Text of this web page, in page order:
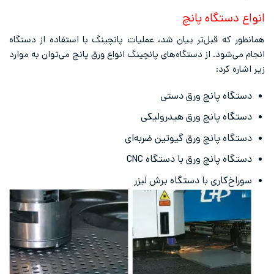
انواع دستگاه پانچ
همانطور که قبل‌تر بیان شد، عملیات پانچینگ با استفاده از دستگاه
انجام می‌شود. از دستگاه‌های‌ پانچینگ انواع ورق پانچ می‌توان به موارد
زیر اشاره کرد:
دستگاه پانچ ورق دستی
دستگاه پانچ ورق هیدرولیکی
دستگاه پانچ ورق گیوتین ضربه‌ای
دستگاه پانچ ورق با دستگاه CNC
سوراخ‌کاری با دستگاه برش لیزر